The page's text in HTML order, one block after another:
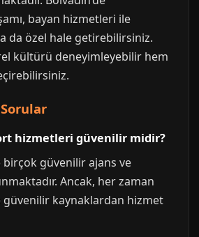
bayan hizmetleri ile
da özel hale getirebilirsiniz.
kültürü deneyimleyebilir hem
hizmetleri güvenilir midir?
birçok güvenilir ajans ve
Ancak, her zaman
kaynaklardan hizmet